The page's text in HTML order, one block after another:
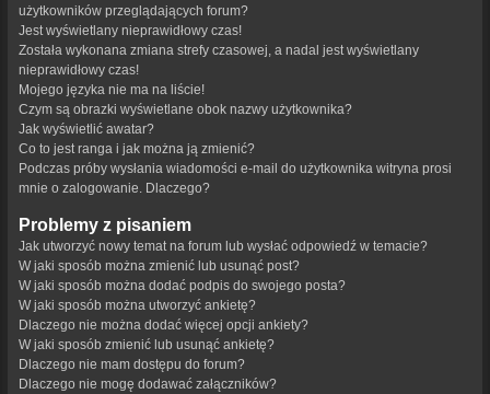
użytkowników przeglądających forum?
Jest wyświetlany nieprawidłowy czas!
Została wykonana zmiana strefy czasowej, a nadal jest wyświetlany
nieprawidłowy czas!
Mojego języka nie ma na liście!
Czym są obrazki wyświetlane obok nazwy użytkownika?
Jak wyświetlić awatar?
Co to jest ranga i jak można ją zmienić?
Podczas próby wysłania wiadomości e-mail do użytkownika witryna prosi
mnie o zalogowanie. Dlaczego?
Problemy z pisaniem
Jak utworzyć nowy temat na forum lub wysłać odpowiedź w temacie?
W jaki sposób można zmienić lub usunąć post?
W jaki sposób można dodać podpis do swojego posta?
W jaki sposób można utworzyć ankietę?
Dlaczego nie można dodać więcej opcji ankiety?
W jaki sposób zmienić lub usunąć ankietę?
Dlaczego nie mam dostępu do forum?
Dlaczego nie mogę dodawać załączników?